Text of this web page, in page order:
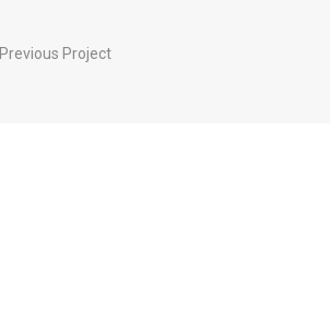
Previous Project